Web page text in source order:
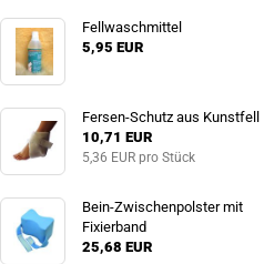
Fellwaschmittel
5,95 EUR
Fersen-Schutz aus Kunstfell
10,71 EUR
5,36 EUR pro Stück
Bein-Zwischenpolster mit
Fixierband
25,68 EUR